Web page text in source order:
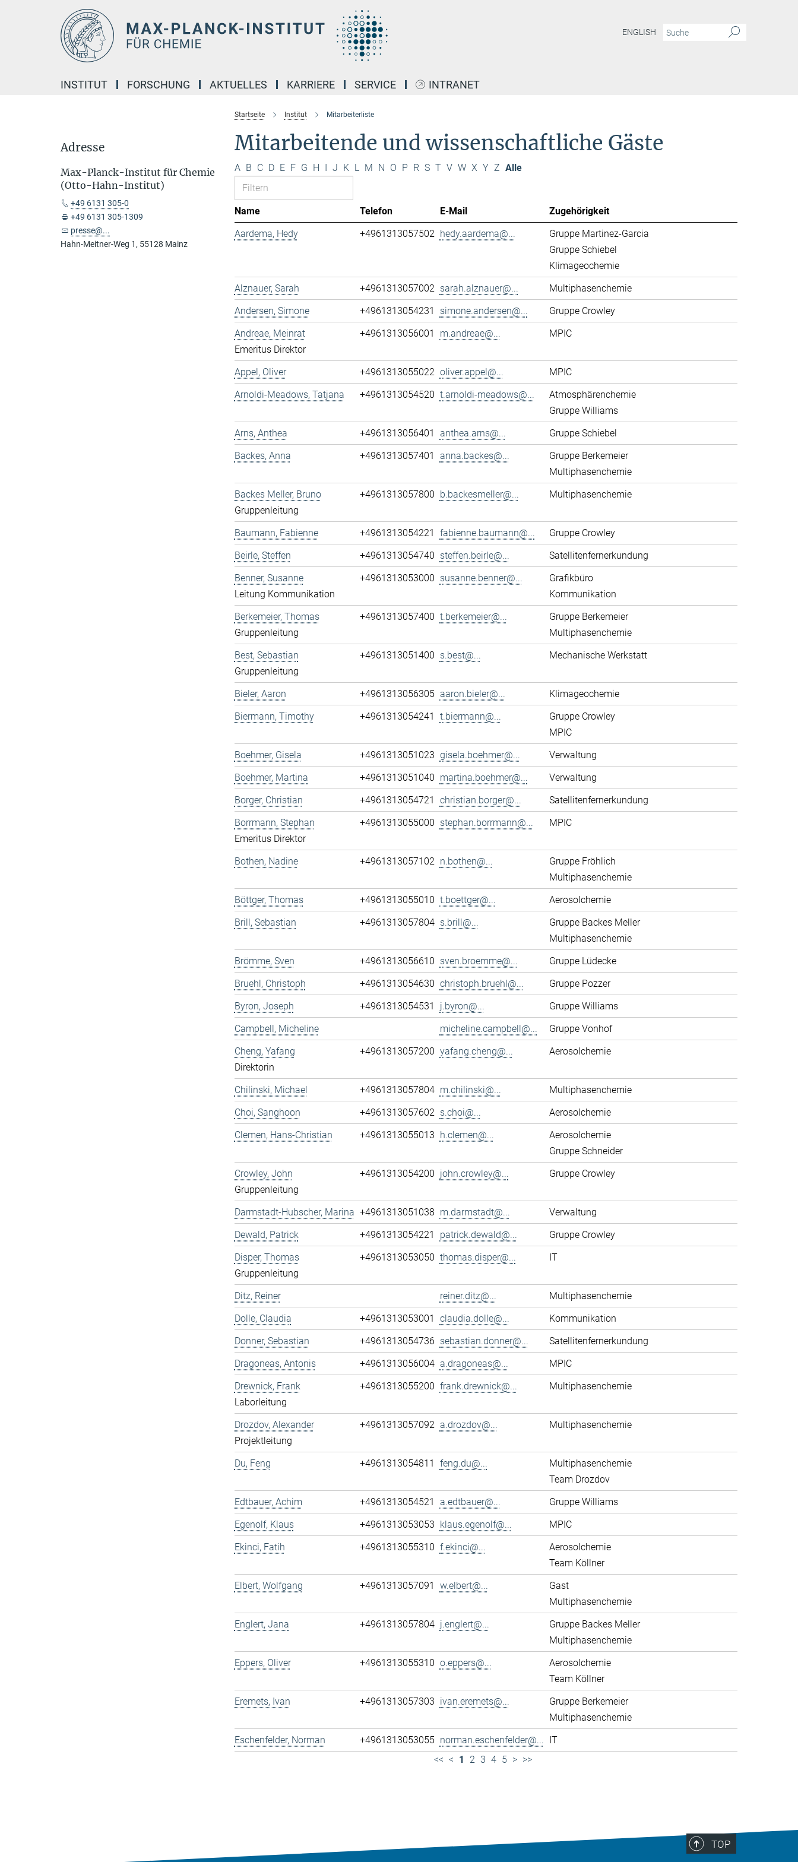
ENGLISH
INSTITUT FORSCHUNG AKTUELLES KARRIERE SERVICE INTRANET
Startseite Institut Mitarbeiterliste
Mitarbeitende und wissenschaftliche Gäste
A B C D E F G H I J K L M N O P R S T V W X Y Z Alle
Name Telefon E-Mail
Zugehörigkeit
Aardema, Hedy
+4961313057502 hedy.aardema@...
Gruppe Martinez-Garcia
Gruppe Schiebel
Klimageochemie
Alznauer, Sarah
+4961313057002 sarah.alznauer@...
Multiphasenchemie
Andersen, Simone
+4961313054231 simone.andersen@...
Gruppe Crowley
Andreae, Meinrat
Emeritus Direktor
+4961313056001 m.andreae@... MPIC
Appel, Oliver +4961313055022 oliver.appel@...
MPIC
Arnoldi-Meadows, Tatjana
+4961313054520 t.arnoldi-meadows@...
Atmosphärenchemie
Gruppe Williams
Arns, Anthea
+4961313056401 anthea.arns@...
Gruppe Schiebel
Backes, Anna
+4961313057401 anna.backes@...
Gruppe Berkemeier
Multiphasenchemie
Backes Meller, Bruno
Gruppenleitung
+4961313057800 b.backesmeller@... Multiphasenchemie
Baumann, Fabienne +4961313054221 fabienne.baumann@...
Gruppe Crowley
Beirle, Steffen
+4961313054740 steffen.beirle@...
Satellitenfernerkundung
Benner, Susanne
Leitung Kommunikation
+4961313053000 susanne.benner@...
Grafikbüro
Kommunikation
Berkemeier, Thomas
Gruppenleitung
+4961313057400 t.berkemeier@...
Gruppe Berkemeier
Multiphasenchemie
Best, Sebastian
Gruppenleitung
+4961313051400 s.best@... Mechanische Werkstatt
Bieler, Aaron +4961313056305 aaron.bieler@...
Klimageochemie
Biermann, Timothy
+4961313054241 t.biermann@...
Gruppe Crowley
MPIC
Boehmer, Gisela
+4961313051023 gisela.boehmer@...
Verwaltung
Boehmer, Martina
+4961313051040 martina.boehmer@...
Verwaltung
Borger, Christian
+4961313054721 christian.borger@...
Satellitenfernerkundung
Borrmann, Stephan
Emeritus Direktor
+4961313055000 stephan.borrmann@... MPIC
Bothen, Nadine +4961313057102 n.bothen@...
Gruppe Fröhlich
Multiphasenchemie
Böttger, Thomas
+4961313055010 t.boettger@...
Aerosolchemie
Brill, Sebastian
+4961313057804 s.brill@...
Gruppe Backes Meller
Multiphasenchemie
Brömme, Sven
+4961313056610 sven.broemme@...
Gruppe Lüdecke
Bruehl, Christoph
+4961313054630 christoph.bruehl@...
Gruppe Pozzer
Byron, Joseph
+4961313054531 j.byron@...
Gruppe Williams
Campbell, Micheline
micheline.campbell@...
Gruppe Vonhof
Cheng, Yafang
Direktorin
+4961313057200 yafang.cheng@... Aerosolchemie
Chilinski, Michael +4961313057804 m.chilinski@...
Multiphasenchemie
Choi, Sanghoon
+4961313057602 s.choi@...
Aerosolchemie
Clemen, Hans-Christian
+4961313055013 h.clemen@...
Aerosolchemie
Gruppe Schneider
Crowley, John
Gruppenleitung
+4961313054200 john.crowley@... Gruppe Crowley
Darmstadt-Hubscher, Marina +4961313051038 m.darmstadt@...
Verwaltung
Dewald, Patrick
+4961313054221 patrick.dewald@...
Gruppe Crowley
Disper, Thomas
Gruppenleitung
+4961313053050 thomas.disper@... IT
Ditz, Reiner reiner.ditz@...
Multiphasenchemie
Dolle, Claudia
+4961313053001 claudia.dolle@...
Kommunikation
Donner, Sebastian
+4961313054736 sebastian.donner@...
Satellitenfernerkundung
Dragoneas, Antonis
+4961313056004 a.dragoneas@...
MPIC
Drewnick, Frank
Laborleitung
+4961313055200 frank.drewnick@... Multiphasenchemie
Drozdov, Alexander
Projektleitung
+4961313057092 a.drozdov@... Multiphasenchemie
Du, Feng +4961313054811 feng.du@...
Multiphasenchemie
Team Drozdov
Edtbauer, Achim
+4961313054521 a.edtbauer@...
Gruppe Williams
Egenolf, Klaus
+4961313053053 klaus.egenolf@...
MPIC
Ekinci, Fatih
+4961313055310 f.ekinci@...
Aerosolchemie
Team Köllner
Elbert, Wolfgang
+4961313057091 w.elbert@...
Gast
Multiphasenchemie
Englert, Jana
+4961313057804 j.englert@...
Gruppe Backes Meller
Multiphasenchemie
Eppers, Oliver
+4961313055310 o.eppers@...
Aerosolchemie
Team Köllner
Eremets, Ivan
+4961313057303 ivan.eremets@...
Gruppe Berkemeier
Multiphasenchemie
Eschenfelder, Norman
+4961313053055 norman.eschenfelder@... IT
<< < 1 2 3 4 5 > >>
Adresse
Max-Planck-Institut für Chemie
(Otto-Hahn-Institut)
+49 6131 305-0
+49 6131 305-1309
presse@...
Hahn-Meitner-Weg 1, 55128 Mainz
TOP